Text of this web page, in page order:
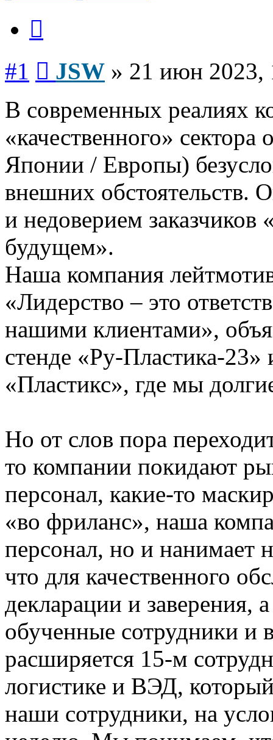
#1 JSW » 21 июн 2023,
В современных реалиях
«качественного» сектора
Японии / Европы)
внешних обстоятельств.
и недоверием
будущем».
Наша компания
«Лидерство – это
нашими клиентами»,
стенде «Ру-Пластика-
«Пластикс», где мы
Но от слов пора
то компании покидают
персонал, какие-то
«во фриланс», наша
персонал, но и нанимает
что для качественного
декларации и заверения,
обученные сотрудники и
расширяется 15-м
логистике и ВЭД,
наши сотрудники, на